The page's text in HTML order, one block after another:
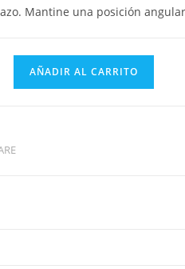
Mantine una posición
AÑADIR AL CARRITO